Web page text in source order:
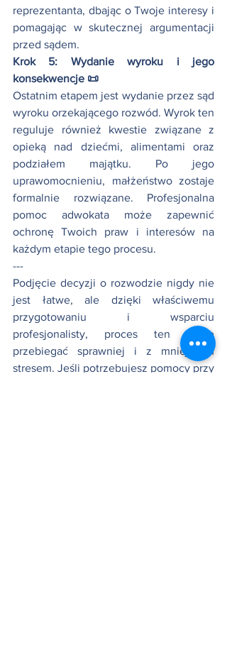
reprezentanta, dbając o Twoje interesy i
pomagając w skutecznej argumentacji
przed sądem.
Krok 5: Wydanie wyroku i jego
konsekwencje 📜
Ostatnim etapem jest wydanie przez sąd
wyroku orzekającego rozwód. Wyrok ten
reguluje również kwestie związane z
opieką nad dziećmi, alimentami oraz
podziałem majątku. Po jego
uprawomocnieniu, małżeństwo zostaje
formalnie rozwiązane. Profesjonalna
pomoc adwokata może zapewnić
ochronę Twoich praw i interesów na
każdym etapie tego procesu.
---
Podjęcie decyzji o rozwodzie nigdy nie
jest łatwe, ale dzięki właściwemu
przygotowaniu i wsparciu
profesjonalisty, proces ten może
przebiegać sprawniej i z mniejszym
stresem. Jeśli potrzebujesz pomocy przy